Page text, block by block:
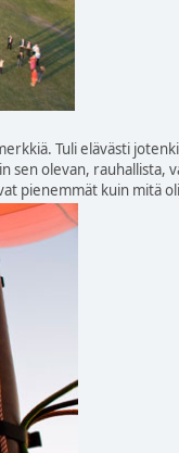
Tuli elävästi
olevan,
pienemmät kuin mitä